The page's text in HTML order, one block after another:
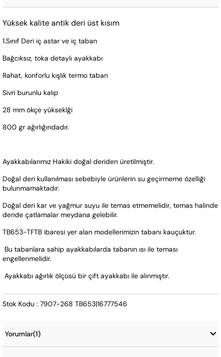
Yüksek kalite antik deri üst kısım
1.Sınıf Deri iç astar ve iç taban
Bağcıksız, toka detaylı ayakkabı
Rahat, konforlu kışlık termo taban
Sivri burunlu kalıp
28 mm ökçe yükseklği
800 gr ağırlığındadır.
Ayakkabılarımız Hakiki doğal deriden üretilmiştir.
Doğal deri kullanılması sebebiyle ürünlerin su geçirmeme özelliği
bulunmamaktadır.
Doğal deri kar ve yağmur suyu ile temas etmemelidir, temas halinde
deride çatlamalar meydana gelebilir.
TB653-TFTB ibaresi yer alan modellerimizin tabanı kauçuktur.
Bu tabanlara sahip ayakkabılarda tabanın ısı ile teması
engellenmelidir.
Ayakkabı ağırlık ölçüsü bir çift ayakkabı ile alınmıştır.
Stok Kodu : 7907-268 TB653|16777546
Yorumlar(1)